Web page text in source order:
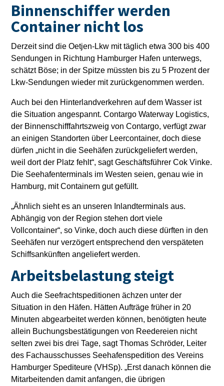
Binnenschiffer werden
Container nicht los
Derzeit sind die Oetjen-Lkw mit täglich etwa 300 bis 400
Sendungen in Richtung Hamburger Hafen unterwegs,
schätzt Böse; in der Spitze müssten bis zu 5 Prozent der
Lkw-Sendungen wieder mit zurückgenommen werden.
Auch bei den Hinterlandverkehren auf dem Wasser ist
die Situation angespannt. Contargo Waterway Logistics,
der Binnenschifffahrtszweig von Contargo, verfügt zwar
an einigen Standorten über Leercontainer, doch diese
dürfen „nicht in die Seehäfen zurückgeliefert werden,
weil dort der Platz fehlt“, sagt Geschäftsführer Cok Vinke.
Die Seehafenterminals im Westen seien, genau wie in
Hamburg, mit Containern gut gefüllt.
„Ähnlich sieht es an unseren Inlandterminals aus.
Abhängig von der Region stehen dort viele
Vollcontainer“, so Vinke, doch auch diese dürften in den
Seehäfen nur verzögert entsprechend den verspäteten
Schiffsankünften angeliefert werden.
Arbeitsbelastung steigt
Auch die Seefrachtspeditionen ächzen unter der
Situation in den Häfen. Hätten Aufträge früher in 20
Minuten abgearbeitet werden können, benötigten heute
allein Buchungsbestätigungen von Reedereien nicht
selten zwei bis drei Tage, sagt Thomas Schröder, Leiter
des Fachausschusses Seehafenspedition des Vereins
Hamburger Spediteure (VHSp). „Erst danach können die
Mitarbeitenden damit anfangen, die übrigen